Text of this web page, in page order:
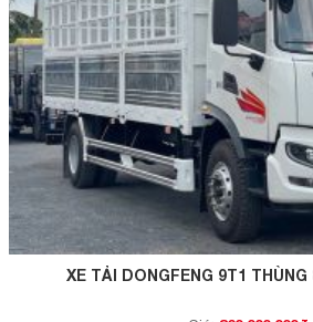
XE TẢI DONGFENG 9T1